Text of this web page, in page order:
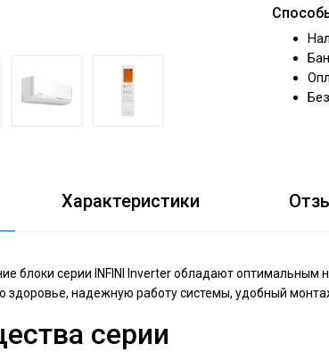
Характеристики
блоки серии INFINI Inverter обладают
здоровье, надежную работу системы, удобный
серии